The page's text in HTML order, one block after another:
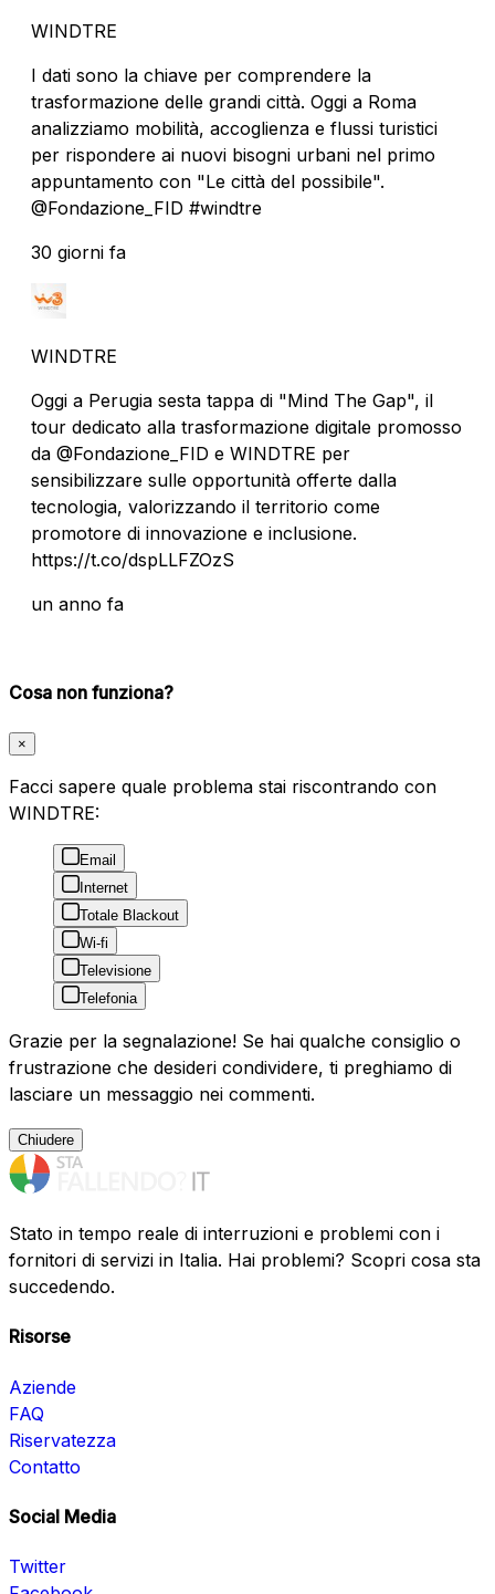
WINDTRE
I dati sono la chiave per comprendere la
trasformazione delle grandi città. Oggi a Roma
analizziamo mobilità, accoglienza e flussi turistici
per rispondere ai nuovi bisogni urbani nel primo
appuntamento con "Le città del possibile".
@Fondazione_FID #windtre
30 giorni fa
WINDTRE
Oggi a Perugia sesta tappa di "Mind The Gap", il
tour dedicato alla trasformazione digitale promosso
da @Fondazione_FID e WINDTRE per
sensibilizzare sulle opportunità offerte dalla
tecnologia, valorizzando il territorio come
promotore di innovazione e inclusione.
https://t.co/dspLLFZOzS
un anno fa
Cosa non funziona?
×
Facci sapere quale problema stai riscontrando con
WINDTRE:
Email
Internet
Totale Blackout
Wi-fi
Televisione
Telefonia
Grazie per la segnalazione! Se hai qualche consiglio o
frustrazione che desideri condividere, ti preghiamo di
lasciare un messaggio nei commenti.
Chiudere
Stato in tempo reale di interruzioni e problemi con i
fornitori di servizi in Italia. Hai problemi? Scopri cosa sta
succedendo.
Risorse
Aziende
FAQ
Riservatezza
Contatto
Social Media
Twitter